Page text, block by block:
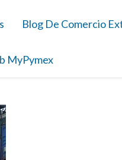
Blog De Comercio
MyPymex